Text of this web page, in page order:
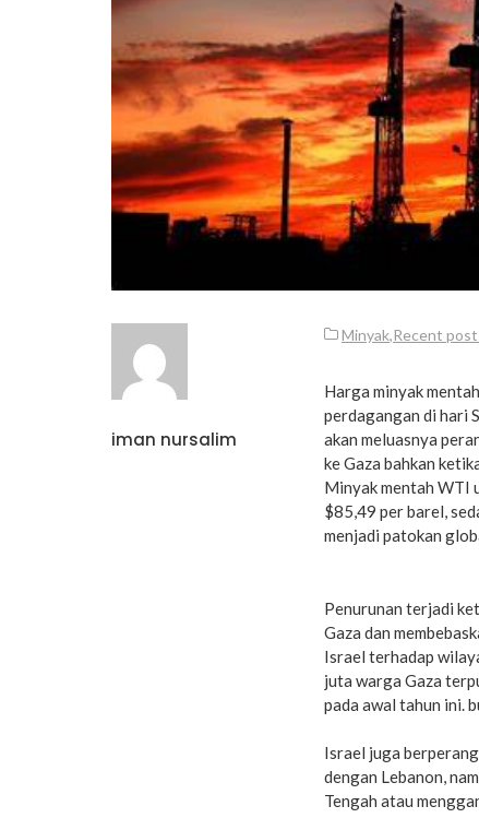
iman nursalim
Minyak,Recent
Harga minyak
perdagangan di hari
akan meluasnya
ke Gaza bahkan
Minyak mentah WTI
$85,49 per barel,
menjadi patokan
Penurunan terjadi
Gaza dan
Israel terhadap
juta warga Gaza
pada awal tahun ini.
Israel juga
dengan Lebanon,
Tengah atau